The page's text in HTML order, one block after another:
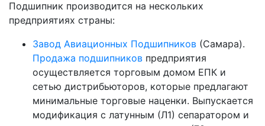
Подшипник производится на нескольких
предприятиях страны:
Завод Авиационных Подшипников (Самара).
Продажа подшипников предприятия
осуществляется торговым домом ЕПК и
сетью дистрибьюторов, которые предлагают
минимальные торговые наценки. Выпускается
модификация с латунным (Л1) сепаратором и